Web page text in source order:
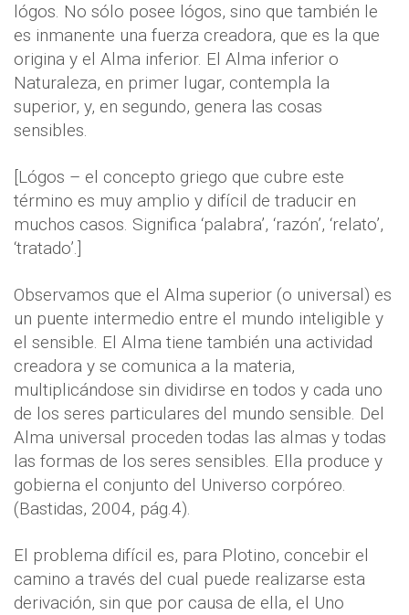
lógos. No sólo posee lógos, sino que también le
es inmanente una fuerza creadora, que es la que
origina y el Alma inferior. El Alma inferior o
Naturaleza, en primer lugar, contempla la
superior, y, en segundo, genera las cosas
sensibles.
[Lógos – el concepto griego que cubre este
término es muy amplio y difícil de traducir en
muchos casos. Significa ‘palabra’, ‘razón’, ‘relato’,
‘tratado’.]
Observamos que el Alma superior (o universal) es
un puente intermedio entre el mundo inteligible y
el sensible. El Alma tiene también una actividad
creadora y se comunica a la materia,
multiplicándose sin dividirse en todos y cada uno
de los seres particulares del mundo sensible. Del
Alma universal proceden todas las almas y todas
las formas de los seres sensibles. Ella produce y
gobierna el conjunto del Universo corpóreo.
(Bastidas, 2004, pág.4).
El problema difícil es, para Plotino, concebir el
camino a través del cual puede realizarse esta
derivación, sin que por causa de ella, el Uno